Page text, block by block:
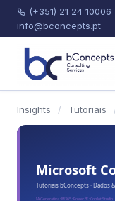
(+351) 21 24 10006
info@bconcepts.pt
Insights / Tutoriais